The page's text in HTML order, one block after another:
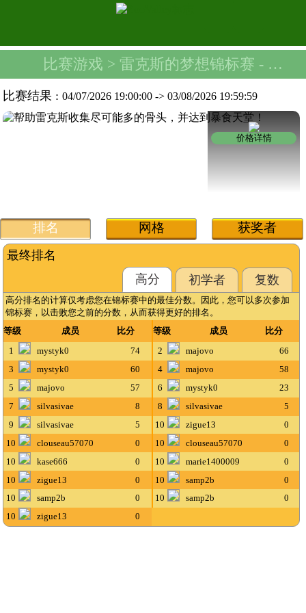
比赛游戏 > 雷克斯的梦想锦标赛 - 卑鄙
比赛结果 :04/07/2026 19:00:00 ->03/08/2026 19:59:59
价格详情
排名 网格 获奖者
最终排名
高分
初学者 复数
高分排名的计算仅考虑您在锦标赛中的最佳分数。因此，您可以多次参加
锦标赛，以击败您之前的分数，从而获得更好的排名。
等级
成员 比分 等级 成员
比分
1
mystyk0 74 2 majovo
66
3
mystyk0 60 4 majovo
58
5
majovo 57 6 mystyk0
23
7
silvasivae 8 8 silvasivae
5
9
silvasivae 5 10 zigue13
0
10
clouseau57070 0 10 clouseau57070
0
10
kase666 0 10 marie1400009
0
10
zigue13 0 10 samp2b
0
10
samp2b 0 10 samp2b
0
10
zigue13 0